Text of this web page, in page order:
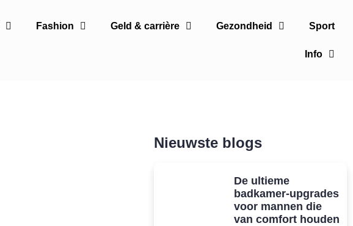
Fashion Geld & carrière Gezondheid Sport
Info
Nieuwste blogs
De ultieme
badkamer-upgrades
voor mannen die
van comfort houden